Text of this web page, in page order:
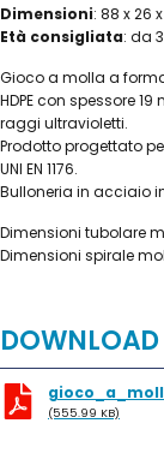
Dimensioni: 88 x 26
Età consigliata: da
Gioco a molla a
HDPE con spessore
raggi ultravioletti.
Prodotto progettato
UNI EN 1176.
Bulloneria in acciaio
Dimensioni tubolare
Dimensioni spirale
DOWNLOAD
(555.99 KB)